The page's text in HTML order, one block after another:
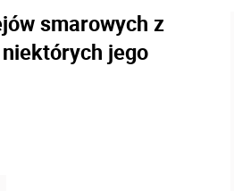
smarowych z
jego